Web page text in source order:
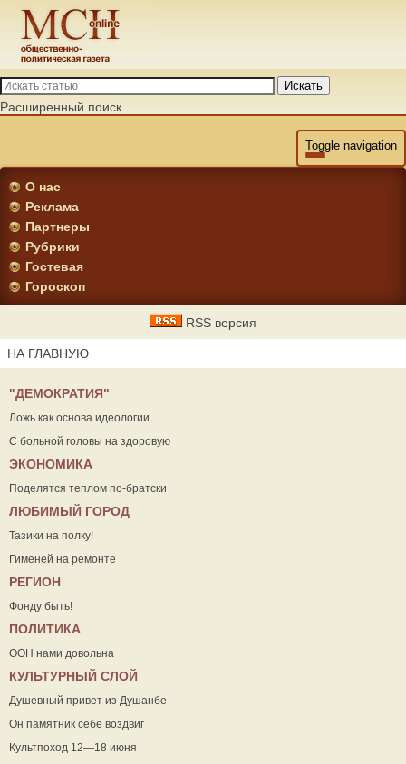
Искать
Расширенный поиск
Toggle navigation
О нас
Реклама
Партнеры
Рубрики
Гостевая
Гороскоп
RSS версия
НА ГЛАВНУЮ
"ДЕМОКРАТИЯ"
Ложь как основа идеологии
С больной головы на здоровую
ЭКОНОМИКА
Поделятся теплом по-братски
ЛЮБИМЫЙ ГОРОД
Тазики на полку!
Гименей на ремонте
РЕГИОН
Фонду быть!
ПОЛИТИКА
ООН нами довольна
КУЛЬТУРНЫЙ СЛОЙ
Душевный привет из Душанбе
Он памятник себе воздвиг
Культпоход 12—18 июня